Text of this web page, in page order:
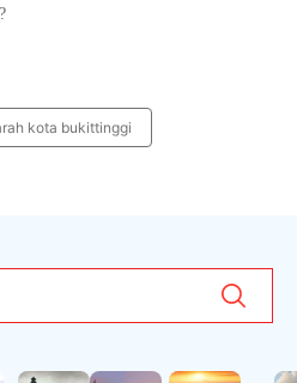
kota bukittinggi